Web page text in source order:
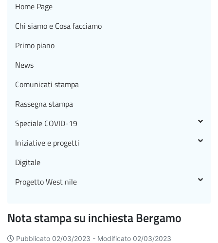
Nota stampa su inchiesta Bergamo
Pubblicato 02/03/2023 - Modificato 02/03/2023
Home Page
Chi siamo e Cosa facciamo
Primo piano
News
Comunicati stampa
Rassegna stampa
Speciale COVID-19
Iniziative e progetti
Digitale
Progetto West nile